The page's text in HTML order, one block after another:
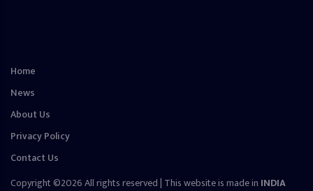
Home
News
About Us
Privacy Policy
Contact Us
Copyright ©2026 All rights reserved | This website is made in INDIA